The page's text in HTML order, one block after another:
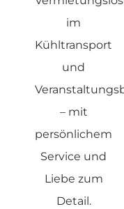
im
Kühltransport
und
– mit
persönlichem
Service und
Liebe zum
Detail.